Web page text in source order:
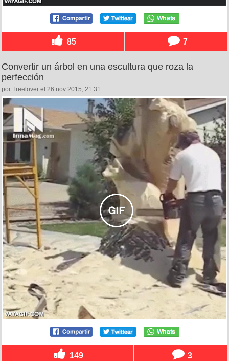
85 7
Convertir un árbol en una escultura que roza la
perfección
por Treelover el 26 nov 2015, 21:31
149 3